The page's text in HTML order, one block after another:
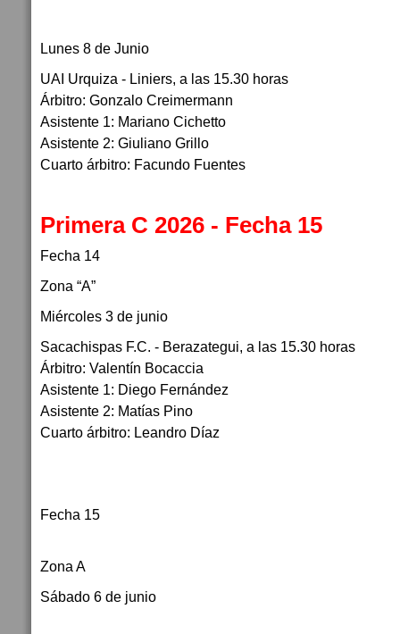
Lunes 8 de Junio
UAI Urquiza - Liniers, a las 15.30 horas
Árbitro: Gonzalo Creimermann
Asistente 1: Mariano Cichetto
Asistente 2: Giuliano Grillo
Cuarto árbitro: Facundo Fuentes
Primera C 2026 - Fecha 15
Fecha 14
Zona “A”
Miércoles 3 de junio
Sacachispas F.C. - Berazategui, a las 15.30 horas
Árbitro: Valentín Bocaccia
Asistente 1: Diego Fernández
Asistente 2: Matías Pino
Cuarto árbitro: Leandro Díaz
Fecha 15
Zona A
Sábado 6 de junio